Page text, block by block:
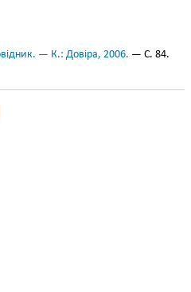
— К.: Довіра, 2006. — С. 84.